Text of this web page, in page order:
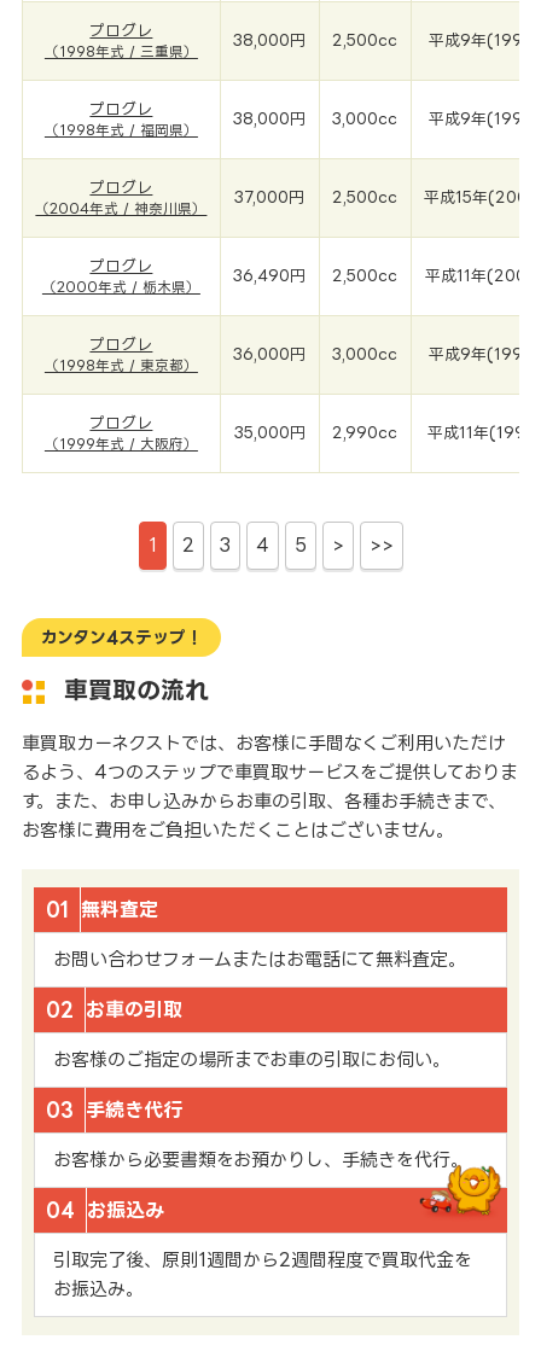
プログレ
（1998年式 / 三重県）
38,000円 2,500cc 平成9年(1998
プログレ
（1998年式 / 福岡県）
38,000円 3,000cc 平成9年(1998
プログレ
（2004年式 / 神奈川県）
37,000円 2,500cc 平成15年
プログレ
（2000年式 / 栃木県）
36,490円 2,500cc 平成11年
プログレ
（1998年式 / 東京都）
36,000円 3,000cc 平成9年(1998
プログレ
（1999年式 / 大阪府）
35,000円 2,990cc 平成11年(1999
1 2 3 4 5 > >>
カンタン4ステップ！
車買取の流れ
車買取カーネクストでは、お客様に手間なくご利用いただけ
るよう、4つのステップで車買取サービスをご提供しておりま
す。また、お申し込みからお車の引取、各種お手続きまで、
お客様に費用をご負担いただくことはございません。
01 無料査定
お問い合わせフォームまたはお電話にて無料査定。
02 お車の引取
お客様のご指定の場所までお車の引取にお伺い。
03 手続き代行
お客様から必要書類をお預かりし、手続きを代行。
04 お振込み
引取完了後、原則1週間から2週間程度で買取代金を
お振込み。